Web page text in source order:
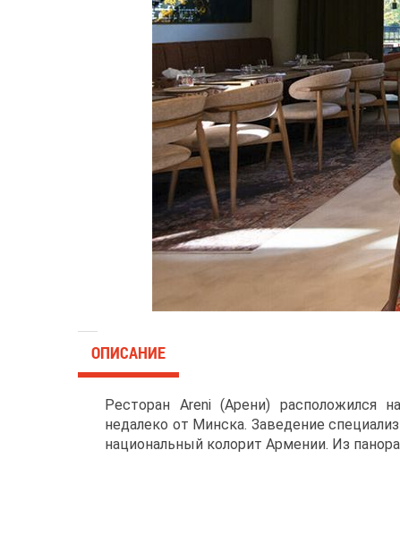
ОПИСАНИЕ
Ресторан Areni (Арени) расположился
недалеко от Минска. Заведение
национальный колорит Армении. Из